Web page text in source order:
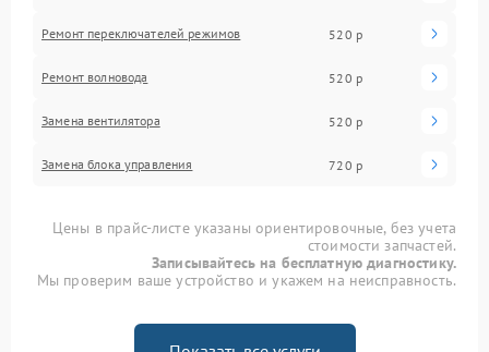
Ремонт переключателей режимов 520 р
Ремонт волновода 520 р
Замена вентилятора 520 р
Замена блока управления 720 р
Цены в прайс-листе указаны ориентировочные, без учета
стоимости запчастей.
Записывайтесь на бесплатную диагностику.
Мы проверим ваше устройство и укажем на неисправность.